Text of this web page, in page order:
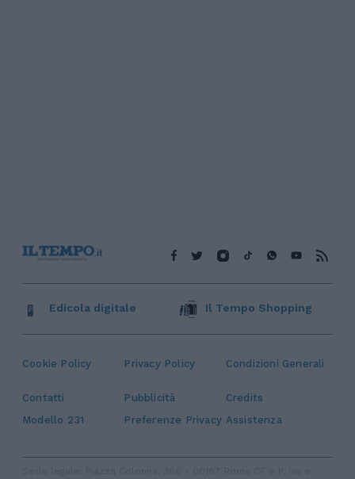
Cookie Policy Privacy Policy Condizioni Generali
Contatti Pubblicità
Credits
Modello 231
Preferenze Privacy Assistenza
Edicola digitale Il Tempo Shopping